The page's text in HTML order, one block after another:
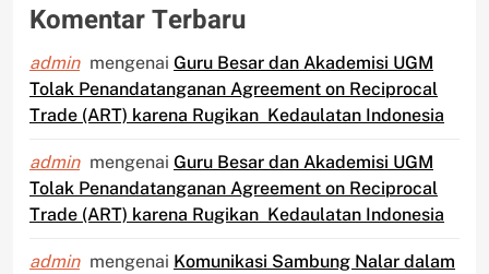
Komentar Terbaru
admin mengenai Guru Besar dan Akademisi UGM
Tolak Penandatanganan Agreement on Reciprocal
Trade (ART) karena Rugikan Kedaulatan Indonesia
admin mengenai Guru Besar dan Akademisi UGM
Tolak Penandatanganan Agreement on Reciprocal
Trade (ART) karena Rugikan Kedaulatan Indonesia
admin mengenai Komunikasi Sambung Nalar dalam